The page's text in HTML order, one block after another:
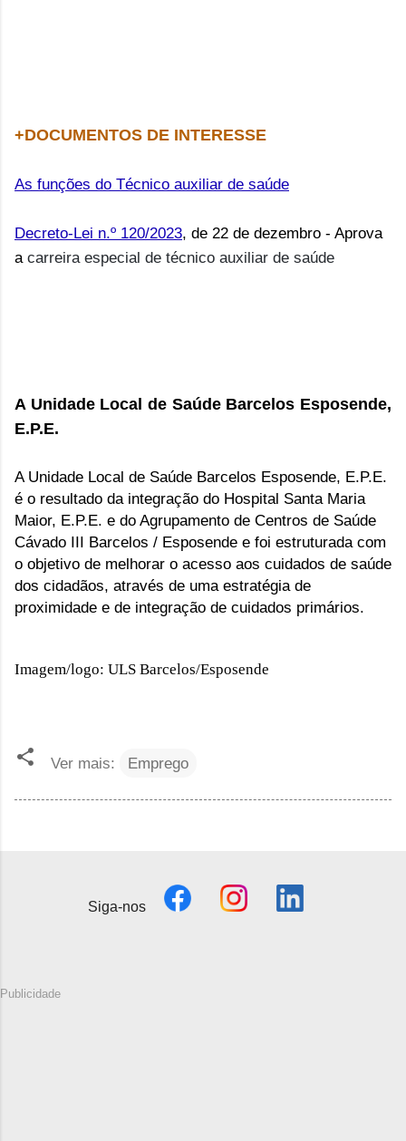
+DOCUMENTOS DE INTERESSE
As funções do Técnico auxiliar de saúde
Decreto-Lei n.º 120/2023, de 22 de dezembro - Aprova
acarreira especial de técnico auxiliar de saúde
A Unidade Local de Saúde Barcelos Esposende,
E.P.E.
A Unidade Local de Saúde Barcelos Esposende, E.P.E.
é o resultado da integração do Hospital Santa Maria
Maior, E.P.E. e do Agrupamento de Centros de Saúde
Cávado III Barcelos / Esposende e foi estruturada com
o objetivo de melhorar o acesso aos cuidados de saúde
dos cidadãos, através de uma estratégia de
proximidade e de integração de cuidados primários.
Imagem/logo: ULS Barcelos/Esposende
Ver mais: Emprego
Siga-nos
Publicidade